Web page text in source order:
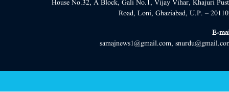
House No.32, A Block, Gali No.1, Vijay Vihar, Khajuri
Road, Loni, Ghaziabad, U.P. –
E-
samajnews1@gmail.com,